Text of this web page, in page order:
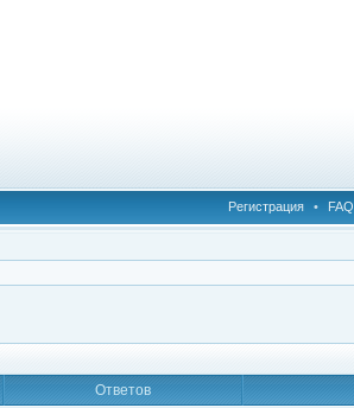
Регистрация • FAQ
Ответов